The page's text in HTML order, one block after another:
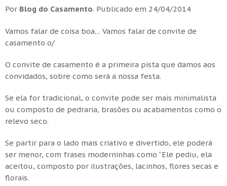
Por Blog do Casamento. Publicado em 24/04/2014
Vamos falar de coisa boa… Vamos falar de convite de
casamento o/
O convite de casamento é a primeira pista que damos aos
convidados, sobre como será a nossa festa.
Se ela for tradicional, o convite pode ser mais minimalista
ou composto de pedraria, brasões ou acabamentos como o
relevo seco.
Se partir para o lado mais criativo e divertido, ele poderá
ser menor, com frases moderninhas como “Ele pediu, ela
aceitou, composto por ilustrações, lacinhos, flores secas e
florais.